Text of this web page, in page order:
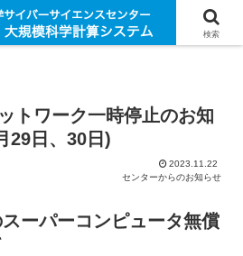
トワーク一時停止のお知
29日、30日)
2023.11.22
センターからのお知らせ
ーパーコンピュータ無償
検索